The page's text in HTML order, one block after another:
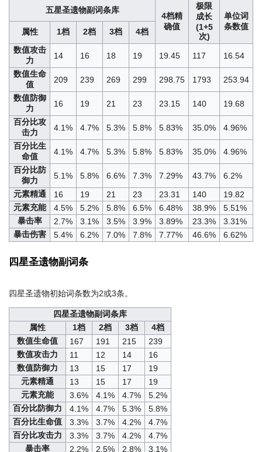
五星圣遗物副词条库
4档精
确值
极限
成长
(1+5
次)
单位词
条数值
属性 1档 2档 3档
4档
数值攻击
力
14 16 18 19 19.45 117
16.54
数值生命
值
209 239 269 299 298.75 1793
253.94
数值防御
力
16 19 21 23 23.15 140
19.68
百分比攻
击力
4.1% 4.7% 5.3% 5.8% 5.83% 35.0%
4.96%
百分比生
命值
4.1% 4.7% 5.3% 5.8% 5.83% 35.0%
4.96%
百分比防
御力
5.1% 5.8% 6.6% 7.3% 7.29% 43.7%
6.2%
元素精通
16 19 21 23 23.31 140
19.82
元素充能
4.5% 5.2% 5.8% 6.5% 6.48% 38.9%
5.51%
暴击率
2.7% 3.1% 3.5% 3.9% 3.89% 23.3%
3.31%
暴击伤害
5.4% 6.2% 7.0% 7.8% 7.77% 46.6% 6.62%
四星圣遗物副词条
四星圣遗物初始词条数为2或3条。
四星圣遗物副词条库
属性
1档 2档 3档
4档
数值生命值
167 191 215
239
数值攻击力
11 12 14
16
数值防御力
13 15 17
19
元素精通
13 15 17
19
元素充能
3.6% 4.1% 4.7%
5.2%
百分比防御力
4.1% 4.7% 5.3%
5.8%
百分比生命值
3.3% 3.7% 4.2%
4.7%
百分比攻击力
3.3% 3.7% 4.2%
4.7%
暴击率
2.2% 2.5% 2.8% 3.1%